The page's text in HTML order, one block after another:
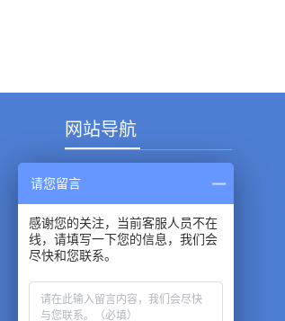
网站导航
产品中心
新闻资讯
关于我们
请您留言
感谢您的关注，当前客服人员不在
线，请填写一下您的信息，我们会
尽快和您联系。